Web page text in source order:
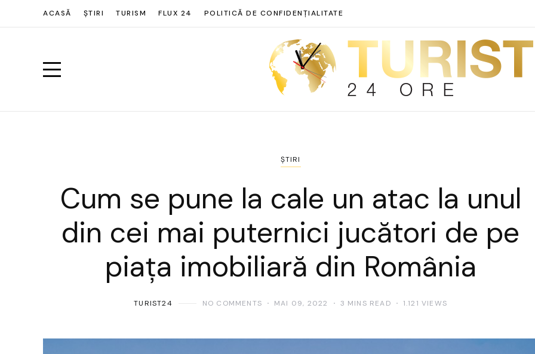
ACASĂ ȘTIRI TURISM FLUX 24 POLITICĂ DE CONFIDENȚIALITATE
ȘTIRI
Cum se pune la cale un atac la unul
din cei mai puternici jucători de pe
piața imobiliară din România
TURIST24 NO COMMENTS MAI 09, 2022 3 MINS READ 1.121 VIEWS